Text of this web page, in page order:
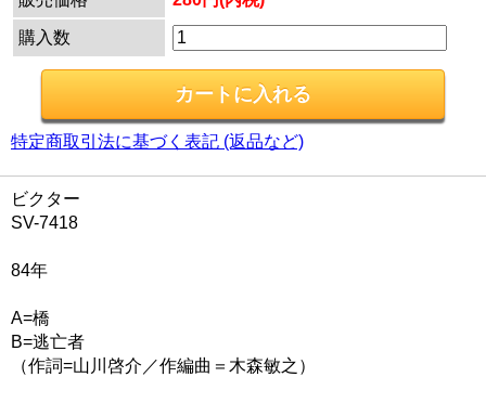
購入数
特定商取引法に基づく表記 (返品など)
ビクター
SV-7418
84年
A=橋
B=逃亡者
（作詞=山川啓介／作編曲＝木森敏之）